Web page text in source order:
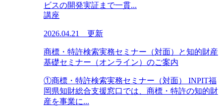
ビスの開発実証まで一貫...
講座
2026.04.21 更新
商標・特許検索実務セミナー（対面）と知的財産
基礎セミナー（オンライン）のご案内
①商標・特許検索実務セミナー（対面） INPIT福
岡県知財総合支援窓口では、商標・特許の知的財
産を事業に...